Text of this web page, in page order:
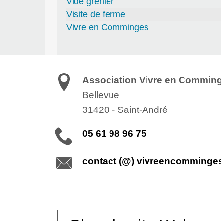
Visite de ferme
Vivre en Comminges
Association Vivre en
Bellevue
31420 - Saint-André
05 61 98 96 75
contact (@)